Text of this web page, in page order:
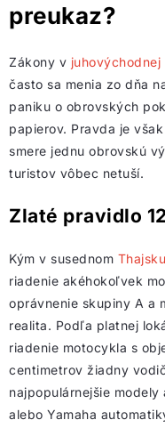
preukaz?
Zákony v juhovýchodnej
často sa menia zo dňa
paniku o obrovských
papierov. Pravda je
smere jednu obrovskú
turistov vôbec netuší.
Zlaté pravidlo
Kým v susednom Thajsku
riadenie akéhokoľvek
oprávnenie skupiny A a
realita. Podľa platnej
riadenie motocykla s
centimetrov žiadny
najpopulárnejšie modely
alebo Yamaha